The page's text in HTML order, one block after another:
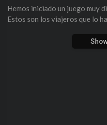
Hemos iniciado un juego muy
Estos son los viajeros que lo